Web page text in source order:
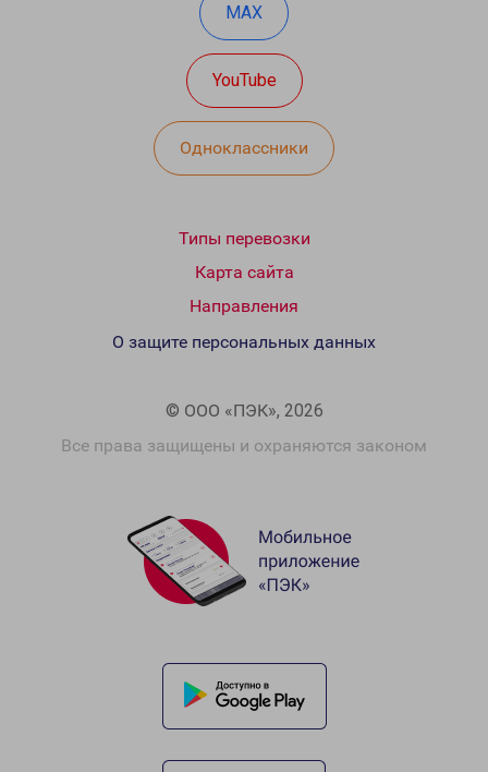
MAX
YouTube
Одноклассники
Типы перевозки
Карта сайта
Направления
© ООО «ПЭК», 2026
Все права защищены и охраняются законом
О защите персональных данных